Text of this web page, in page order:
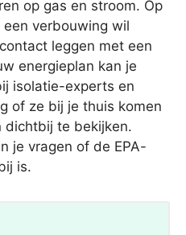
op gas en stroom. Op
verbouwing wil
leggen met een
energieplan kan je
isolatie-experts en
of ze bij je thuis komen
dichtbij te bekijken.
je vragen of de EPA-
is.